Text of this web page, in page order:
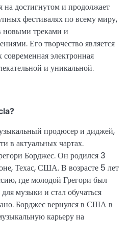
на достигнутом и продолжает
фестивалях по всему миру,
новыми треками и
Его творчество является
электронная
и уникальной.
продюсер и диджей,
в актуальных чартах.
Борджес. Он родился 3
Техас, США. В возрасте 5 лет
где молодой Грегори был
музыки и стал обучаться
Борджес вернулся в США в
карьеру на